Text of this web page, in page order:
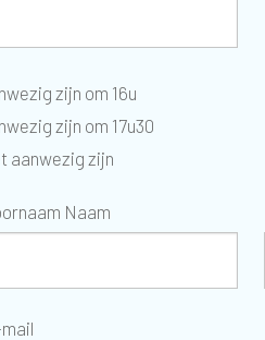
zijn om 16u
zijn om 17u30
aanwezig zijn
Naam